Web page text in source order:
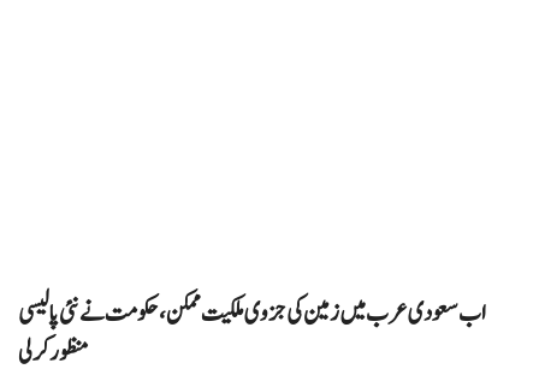
اب سعودی عرب میں زمین کی جزوی ملکیت ممکن، حکومت نے نئی پالیسی
منظور کرلی